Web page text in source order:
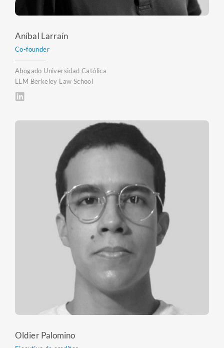
Aníbal Larraín
Co-founder
Abogado Universidad Católica
LLM Berkeley Law School
Oldier Palomino